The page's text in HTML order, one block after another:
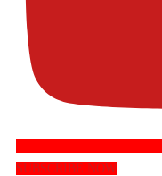
SUBSCRIBE NOW